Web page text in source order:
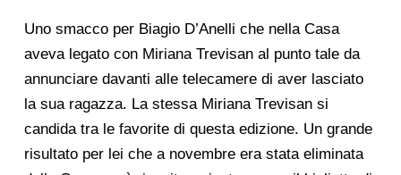
Uno smacco per Biagio D’Anelli che nella Casa
aveva legato con Miriana Trevisan al punto tale da
annunciare davanti alle telecamere di aver lasciato
la sua ragazza. La stessa Miriana Trevisan si
candida tra le favorite di questa edizione. Un grande
risultato per lei che a novembre era stata eliminata